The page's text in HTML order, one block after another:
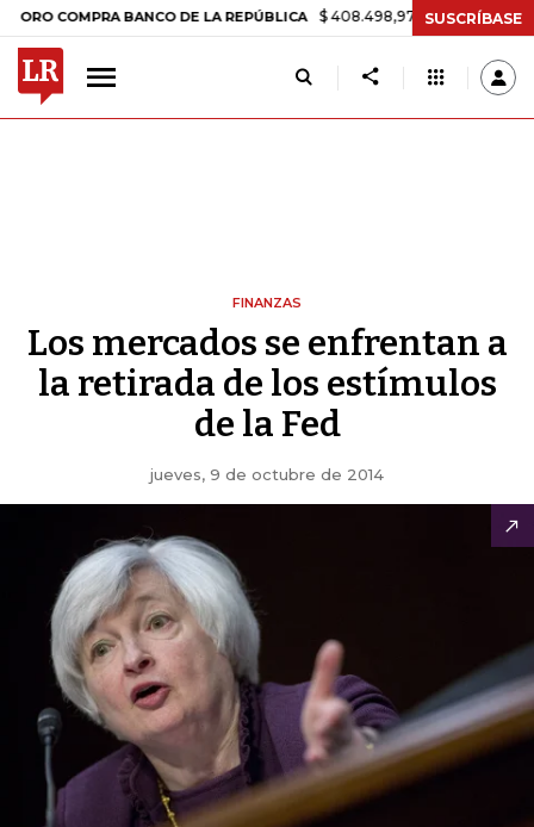
BANCO DE LA REPÚBLICA $ 408.498,97 +$ 8.753,81 +2,19%
SUSCRÍBASE
FINANZAS
Los mercados se enfrentan a
la retirada de los estímulos
de la Fed
jueves, 9 de octubre de 2014